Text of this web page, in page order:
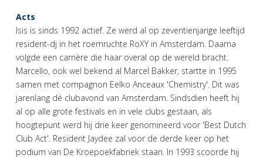
Acts
Isis is sinds 1992 actief. Ze werd al op zeventienjarige leeftijd
resident-dj in het roemruchte RoXY in Amsterdam. Daarna
volgde een carrière die haar overal op de wereld bracht.
Marcello, ook wel bekend al Marcel Bakker, startte in 1995
samen met compagnon Eelko Anceaux 'Chemistry'. Dit was
jarenlang dé clubavond van Amsterdam. Sindsdien heeft hij
al op alle grote festivals en in vele clubs gestaan, als
hoogtepunt werd hij drie keer genomineerd voor 'Best Dutch
Club Act'. Resident Jaydee zal voor de derde keer op het
podium van De Kroepoekfabriek staan. In 1993 scoorde hij